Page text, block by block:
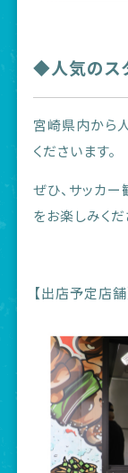
◆人気のス
宮崎県内から
くださいます。
ぜひ、サッカ
をお楽しみくだ
【出店予定店舗